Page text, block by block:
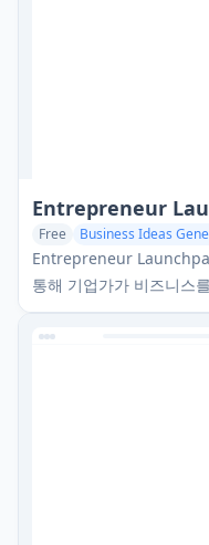
Entrepreneur
Free Business Ideas
AI Coaching
Entrepreneur
통해 기업가가 비즈니스
도록 무료 자원, 멘토링
니스 지원 플랫폼입니다.